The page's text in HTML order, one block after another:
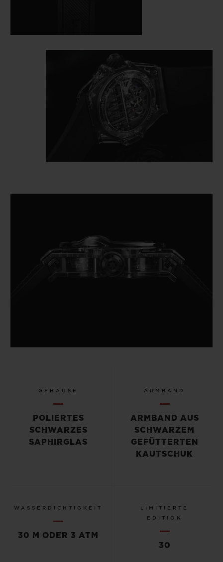
GEHÄUSE
POLIERTES
SCHWARZES
SAPHIRGLAS
ARMBAND
ARMBAND AUS
SCHWARZEM
GEFÜTTERTEN
KAUTSCHUK
WASSERDICHTIGKEIT
30 M ODER 3 ATM
LIMITIERTE
EDITION
30